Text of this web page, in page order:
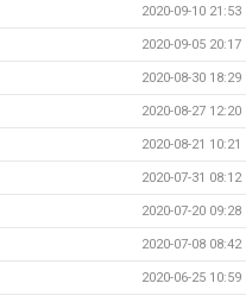
2020-09-10 21:53
2020-09-05 20:17
2020-08-30 18:29
2020-08-27 12:20
2020-08-21 10:21
2020-07-31 08:12
2020-07-20 09:28
2020-07-08 08:42
2020-06-25 10:59